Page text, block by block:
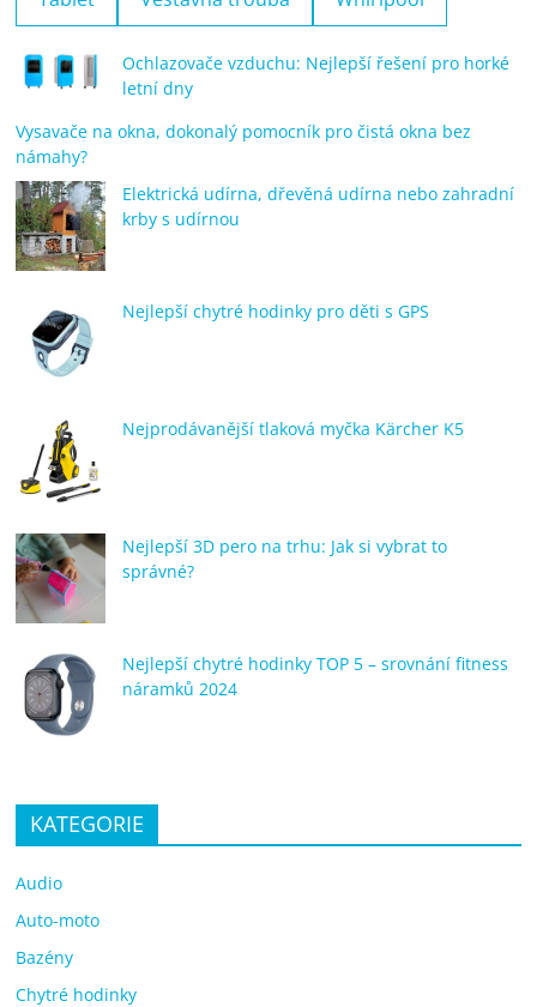
Ochlazovače vzduchu: Nejlepší řešení pro horké
letní dny
Vysavače na okna, dokonalý pomocník pro čistá okna bez
námahy?
Elektrická udírna, dřevěná udírna nebo zahradní
krby s udírnou
Nejlepší chytré hodinky pro děti s GPS
Nejprodávanější tlaková myčka Kärcher K5
Nejlepší 3D pero na trhu: Jak si vybrat to
správné?
Nejlepší chytré hodinky TOP 5 – srovnání fitness
náramků 2024
KATEGORIE
Audio
Auto-moto
Bazény
Chytré hodinky